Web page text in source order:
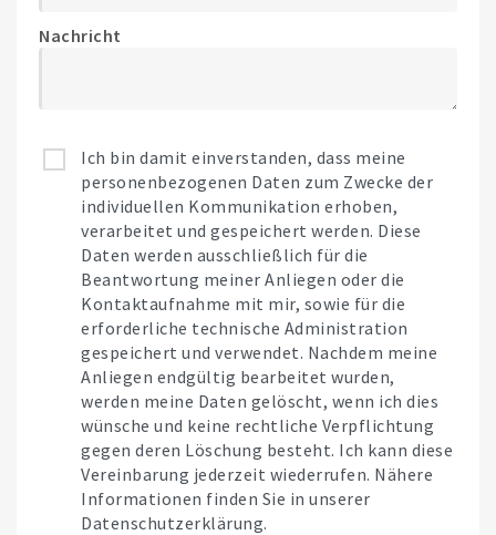
Nachricht
Ich bin damit einverstanden, dass meine
personenbezogenen Daten zum Zwecke der
individuellen Kommunikation erhoben,
verarbeitet und gespeichert werden. Diese
Daten werden ausschließlich für die
Beantwortung meiner Anliegen oder die
Kontaktaufnahme mit mir, sowie für die
erforderliche technische Administration
gespeichert und verwendet. Nachdem meine
Anliegen endgültig bearbeitet wurden,
werden meine Daten gelöscht, wenn ich dies
wünsche und keine rechtliche Verpflichtung
gegen deren Löschung besteht. Ich kann diese
Vereinbarung jederzeit wiederrufen. Nähere
Informationen finden Sie in unserer
Datenschutzerklärung.